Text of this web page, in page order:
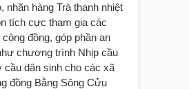
nhãn hàng Trà thanh nhiệt
tích cực tham gia các
đồng, góp phần an
chương trình Nhịp cầu
dân sinh cho các xã
đồng Bằng Sông Cửu